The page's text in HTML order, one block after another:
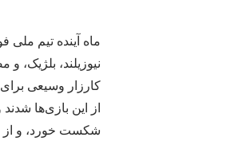
ماه آینده تیم ملی
نیوزیلند،
کارزار وسیعی برای
از این بازی‌ها
شکست خورد، و از